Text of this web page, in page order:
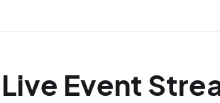
Live Event